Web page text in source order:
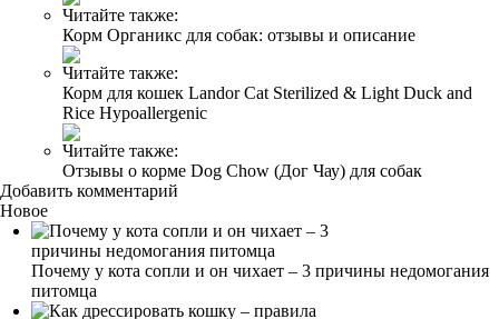
Читайте также:
Корм Органикс для собак: отзывы и описание
Читайте также:
Корм для кошек Landor Cat Sterilized & Light Duck and
Rice Hypoallergenic
Читайте также:
Отзывы о корме Dog Chow (Дог Чау) для собак
Добавить комментарий
Новое
Почему у кота сопли и он чихает – 3 причины недомогания
питомца